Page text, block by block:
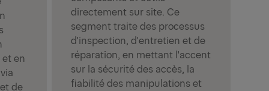
en
de
directement sur site. Ce
segment traite des processus
d'inspection, d'entretien et de
réparation, en mettant l'accent
sur la sécurité des accès, la
fiabilité des manipulations et